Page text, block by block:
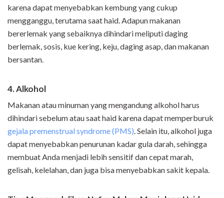
karena dapat menyebabkan kembung yang cukup
mengganggu, terutama saat haid. Adapun makanan
bererlemak yang sebaiknya dihindari meliputi daging
berlemak, sosis, kue kering, keju, daging asap, dan makanan
bersantan.
4. Alkohol
Makanan atau minuman yang mengandung alkohol harus
dihindari sebelum atau saat haid karena dapat memperburuk
gejala premenstrual syndrome (PMS). Selain itu, alkohol juga
dapat menyebabkan penurunan kadar gula darah, sehingga
membuat Anda menjadi lebih sensitif dan cepat marah,
gelisah, kelelahan, dan juga bisa menyebabkan sakit kepala.